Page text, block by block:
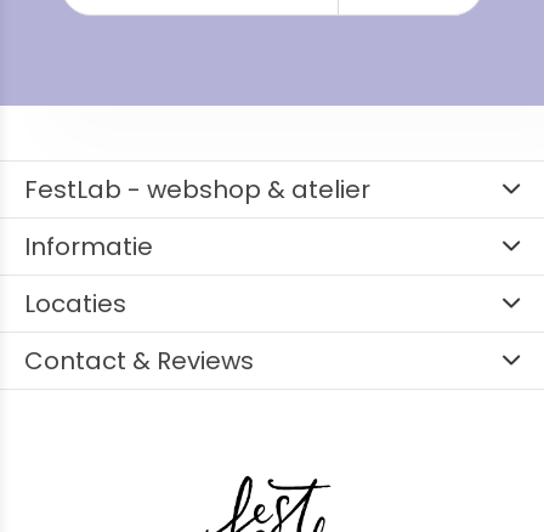
FestLab - webshop & atelier
Informatie
Locaties
Contact & Reviews